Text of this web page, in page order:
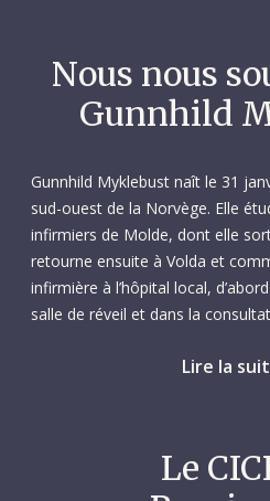
Nous nous
Gunnhild
Gunnhild Myklebust naît le 31
sud-ouest de la Norvège. Elle
infirmiers de Molde, dont elle
retourne ensuite à Volda et
infirmière à l’hôpital local,
salle de réveil et dans la
C’est une collègue très
Après avoir élevé cinq enfants,
Lire la
Le